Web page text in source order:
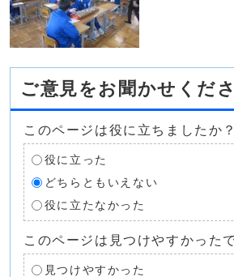
ご意見をお聞かせくだ
このページは役に立ちましたか？
役に立った
どちらともいえない
役に立たなかった
このページは見つけやすかった
見つけやすかった